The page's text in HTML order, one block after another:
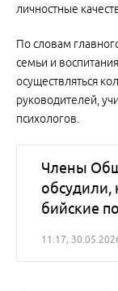
личностные
По словам
семьи и
осуществляться
руководителей,
психологов.
Члены
обсудили,
бийские
11:17,